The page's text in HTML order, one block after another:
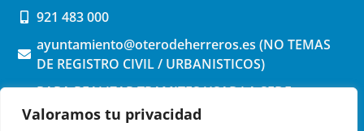
Valoramos tu privacidad
921 483 000
ayuntamiento@oterodeherreros.es (NO TEMAS
DE REGISTRO CIVIL / URBANISTICOS)
PARA REALIZAR TRAMITES USAR LA SEDE
ELECTRONICA (pinchar aquí)